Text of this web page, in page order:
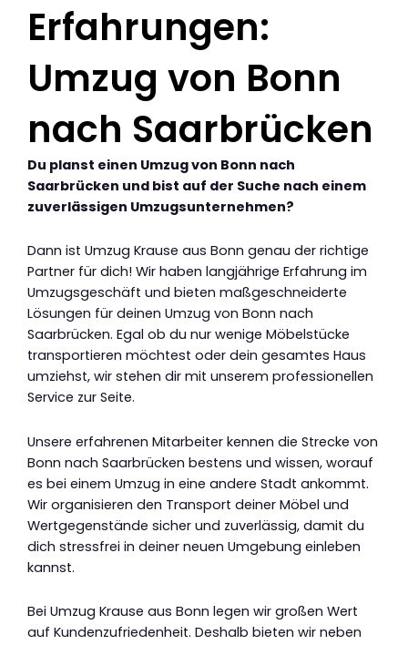
Erfahrungen:
Umzug von Bonn
nach Saarbrücken
Du planst einen Umzug von Bonn nach
Saarbrücken und bist auf der Suche nach einem
zuverlässigen Umzugsunternehmen?
Dann ist Umzug Krause aus Bonn genau der richtige
Partner für dich! Wir haben langjährige Erfahrung im
Umzugsgeschäft und bieten maßgeschneiderte
Lösungen für deinen Umzug von Bonn nach
Saarbrücken. Egal ob du nur wenige Möbelstücke
transportieren möchtest oder dein gesamtes Haus
umziehst, wir stehen dir mit unserem professionellen
Service zur Seite.
Unsere erfahrenen Mitarbeiter kennen die Strecke von
Bonn nach Saarbrücken bestens und wissen, worauf
es bei einem Umzug in eine andere Stadt ankommt.
Wir organisieren den Transport deiner Möbel und
Wertgegenstände sicher und zuverlässig, damit du
dich stressfrei in deiner neuen Umgebung einleben
kannst.
Bei Umzug Krause aus Bonn legen wir großen Wert
auf Kundenzufriedenheit. Deshalb bieten wir neben